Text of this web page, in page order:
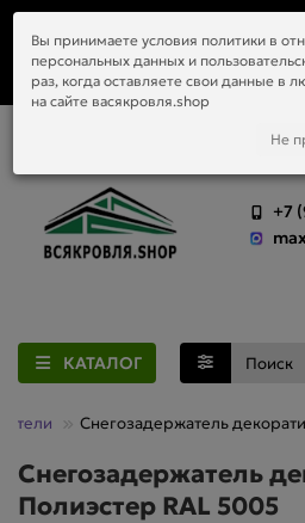
приобретённый у нас материал.
+7
max
КАТАЛОГ
Снегозадержатель
Снегозадержатель
Полиэстер RAL 5005
Вы принимаете условия политики в
персональных данных и
раз, когда оставляете свои данные в
на сайте васякровля.shop
Не